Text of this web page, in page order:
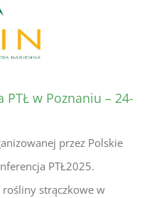
w Poznaniu – 24-
przez Polskie
PTŁ2025.
rośliny strączkowe w